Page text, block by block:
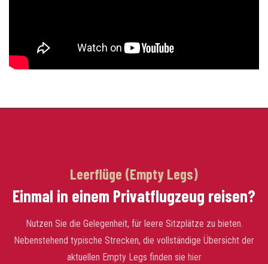
Leerflüge (Empty Legs)
Einmal in einem Privatflugzeug reisen?
Nutzen Sie die Gelegenheit, für leere Sitzplätze zu bieten.
Nebenstehend typische Strecken, die vollständige Übersicht der
aktuellen Empty Legs finden sie hier